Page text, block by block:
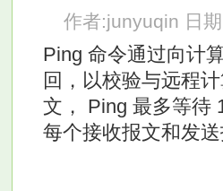
作者:junyuqin 日
Ping 命令通过向计
回，以校验与远程
文， Ping 最多等待
每个接收报文和发